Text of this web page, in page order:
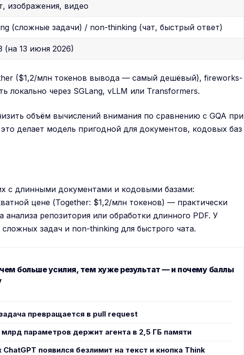
изображения, видео
(сложные задачи) / non-thinking (чат, быстрый ответ)
(на 13 июня 2026)
($1,2/млн токенов вывода — самый дешёвый), fireworks-
локально через SGLang, vLLM или Transformers.
объём вычислений внимания по сравнению с GQA при
делает модель пригодной для документов, кодовых баз
с длинными документами и кодовыми базами:
цене (Together: $1,2/млн токенов) — практически
анализа репозитория или обработки длинного PDF. У
задач и non-thinking для быстрого чата.
больше усилия, тем хуже результат — и почему баллы
превращается в pull request
параметров держит агента в 2,5 ГБ памяти
появился безлимит на текст и кнопка Think